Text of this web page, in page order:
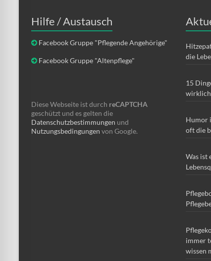
Hilfe / Austausch
Facebook Gruppe "Pflegende Angehörige"
Facebook Gruppe "Altenpflege"
Diese Webseite ist durch reCAPTCHA
geschützt und es gelten die
Datenschutzbestimmungen und
Nutzungsbedingungen von Google.
die
15
wirklich
Humor
oft die
Was ist
immer
wissen